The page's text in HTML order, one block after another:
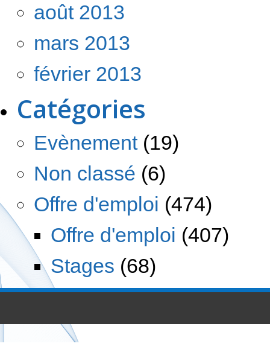
août 2013
mars 2013
février 2013
Catégories
Evènement(19)
Non classé (6)
Offre d'emploi (474)
Offre d'emploi (407)
Stages (68)